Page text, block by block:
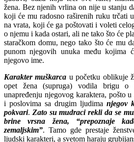
žena. Bez njenih vrlina on nije u stanju
koji će mu radosno raširenih ruku trčati
na vrata, koji će ga poštovati i voleti
o njemu i kada ostari, ali ne tako što će
staračkom domu, nego tako što će mu
punom njegovih unuka među kojima
njegovo ime.
Karakter muškarca u početku oblikuje
opet žena (supruga) vodila brigu o
unapređenju njegovog karaktera, pošto
i poslovima sa drugim ljudima njegov
pokvari. Zato su mudraci rekli da se
brine vrsna žena, “prepoznaje
zemaljskim”. Tamo gde prestaje
ljudski karakteri, a svetom haraju